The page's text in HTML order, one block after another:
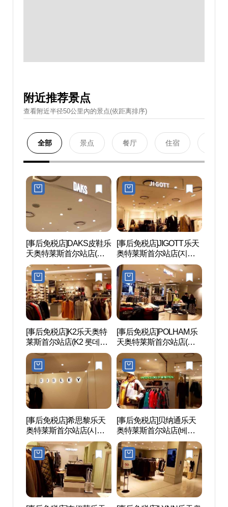
附近推荐景点
查看附近半径50公里內的景点(依距离排序)
全部 景点 餐厅 住宿
[事后免税店]DAKS皮鞋乐
天奥特莱斯首尔站店(닥
스구두 롯데아울렛 서울
역점)
[事后免税店]JIGOTT乐天
奥特莱斯首尔站店(지고
트 롯데아울렛 서울역점)
[事后免税店]K2乐天奥特
莱斯首尔站店(K2 롯데아
울렛 서울역점)
[事后免税店]POLHAM乐
天奥特莱斯首尔站店(폴
햄 롯데아울렛 서울역점)
[事后免税店]希思黎乐天
奥特莱斯首尔站店(시슬
리 롯데아울렛 서울역점)
[事后免税店]贝纳通乐天
奥特莱斯首尔站店(베네
통 롯데아울렛 서울역점)